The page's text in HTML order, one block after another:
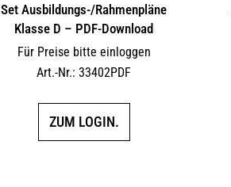
Set Ausbildungs-/Rahmenpläne
Klasse D – PDF-Download
Für Preise bitte einloggen
Art.-Nr.: 33402PDF
ZUM LOGIN.